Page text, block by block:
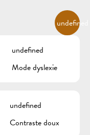
MENU
undefined
undefined
Mode dyslexie
undefined
Contraste doux